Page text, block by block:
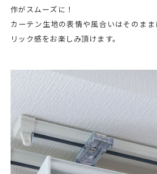
作がスムーズに！
カーテン生地の表情や風合いはそのま
リック感をお楽しみ頂けます。